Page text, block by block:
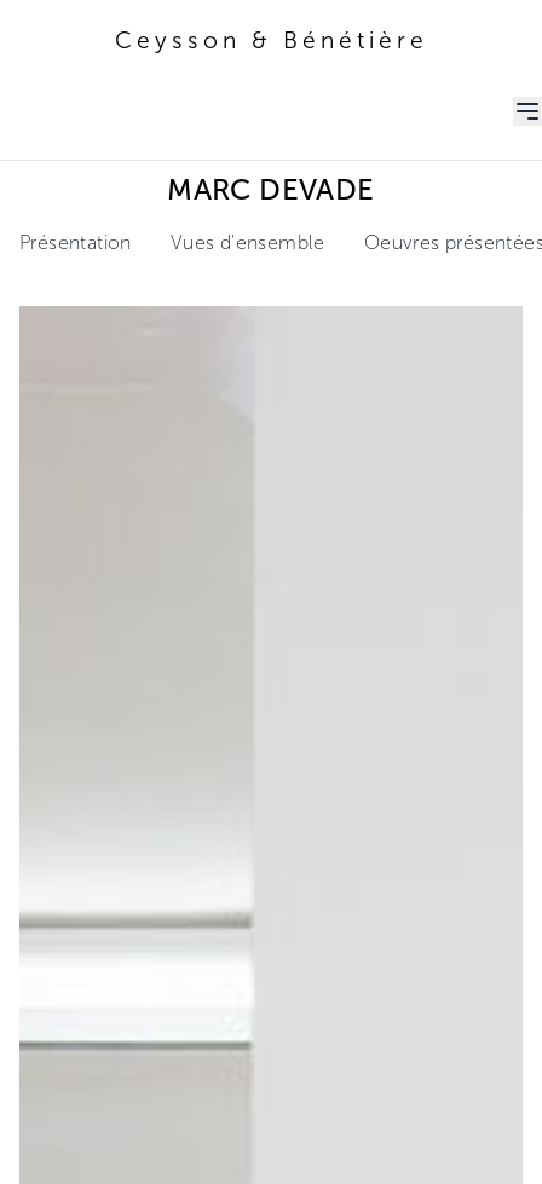
Ceysson & Bénétière
MARC DEVADE
Présentation Vues d'ensemble Oeuvres